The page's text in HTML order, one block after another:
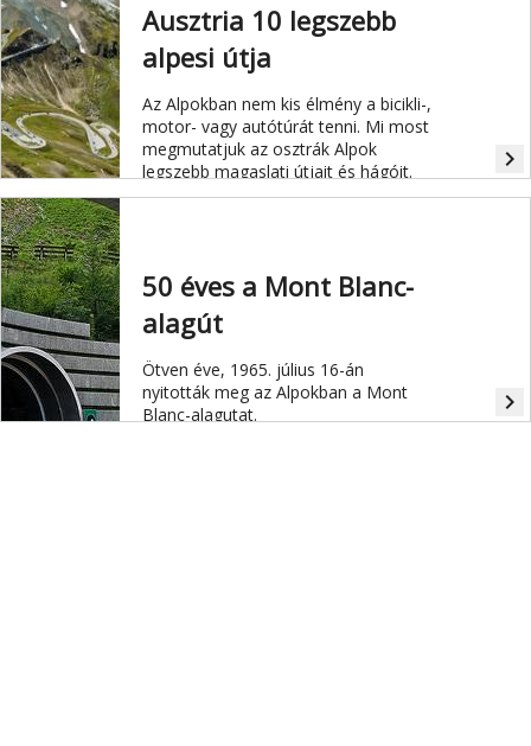
Ausztria 10 legszebb
alpesi útja
Az Alpokban nem kis élmény a bicikli-,
motor- vagy autótúrát tenni. Mi most
megmutatjuk az osztrák Alpok
legszebb magaslati útjait és hágóit.
navigate_next
50 éves a Mont Blanc-
alagút
Ötven éve, 1965. július 16-án
nyitották meg az Alpokban a Mont
Blanc-alagutat.
navigate_next